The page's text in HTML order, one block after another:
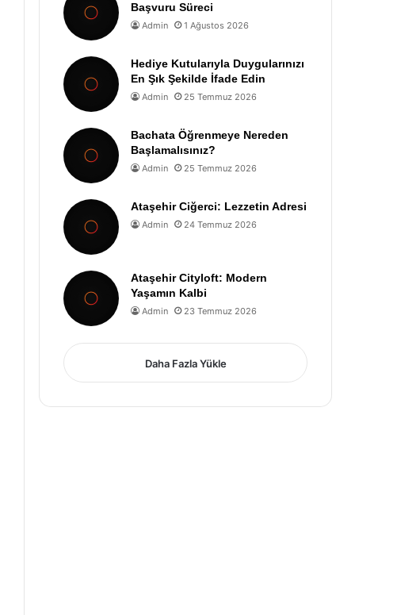
Başvuru Süreci
Admin 1 Ağustos 2026
Hediye Kutularıyla Duygularınızı
En Şık Şekilde İfade Edin
Admin 25 Temmuz 2026
Bachata Öğrenmeye Nereden
Başlamalısınız?
Admin 25 Temmuz 2026
Ataşehir Ciğerci: Lezzetin Adresi
Admin 24 Temmuz 2026
Ataşehir Cityloft: Modern
Yaşamın Kalbi
Admin 23 Temmuz 2026
Daha Fazla Yükle